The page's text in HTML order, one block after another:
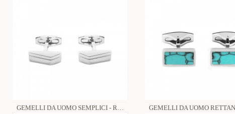
GEMELLI DA UOMO SEMPLICI - RD24100B556